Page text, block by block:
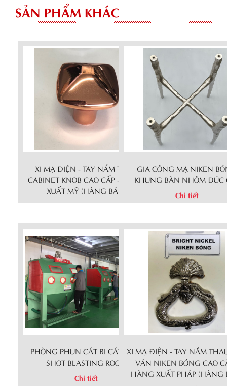
SẢN PHẨM KHÁC
XI MẠ ĐIỆN - TAY NẮM THAU
CABINET KNOB CAO CẤP - HÀNG
XUẤT MỸ (HÀNG BÁN)
Chi tiết
GIA CÔNG MẠ NIKEN
KHUNG BÀN NHÔM ĐÚC
Chi tiết
PHÒNG PHUN CÁT BI CÁT LOẠI/
SHOT BLASTING ROOM
Chi tiết
XI MẠ ĐIỆN - TAY NẮM
VĂN NIKEN BÓNG CAO
HÀNG XUẤT PHÁP (HÀNG